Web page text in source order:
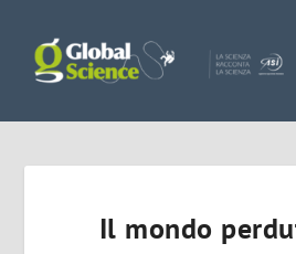
Il mondo